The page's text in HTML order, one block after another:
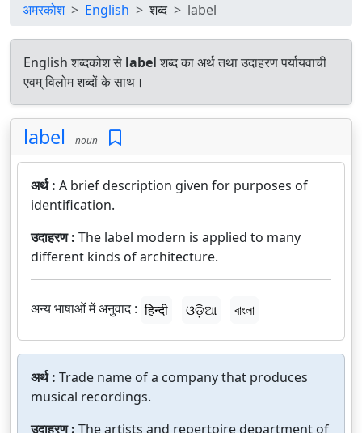
अमरकोश English शब्द label
English शब्दकोश से labelशब्द का अर्थ तथा उदाहरण पर्यायवाची
एवम् विलोम शब्दों के साथ।
label noun
अर्थ : A brief description given for purposes of
identification.
उदाहरण : The label modern is applied to many
different kinds of architecture.
अन्य भाषाओं में अनुवाद : हिन्दी ଓଡ଼ିଆ বাংলা
अर्थ : Trade name of a company that produces
musical recordings.
उदाहरण : The artists and repertoire department of